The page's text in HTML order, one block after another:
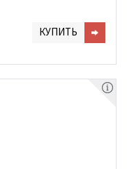
КУПИТЬ